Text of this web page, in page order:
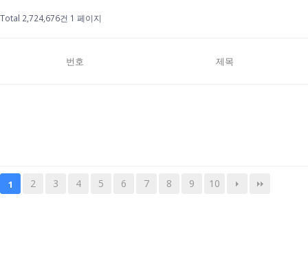
Total 2,724,676건 1 페이지
번호 제목
1 2 3 4 5 6 7 8 9 10